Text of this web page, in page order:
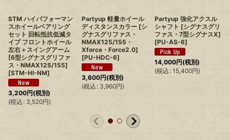
STM ハイパフォーマン
スホイールベアリング
セット 回転抵抗低減タ
イプ フロントホイール
左右＋スイングアーム
[6型シグナスグリファ
ス・NMAX125/155]
[STM-HI-NM]
3,200円(税別)
(税込 : 3,520円)
Partyup 軽量ホイール
ディスタンスカラー [シ
グナスグリファス・
NMAX125/155・
Xforce・Force2.0]
[PU-HDC-6]
3,600円(税別)
(税込 : 3,960円)
Partyup 強化アクスル
シャフト [シグナスグリ
ファス・7型シグナスX]
[PU-AS-6]
14,000円(税別)
(税込 : 15,400円)